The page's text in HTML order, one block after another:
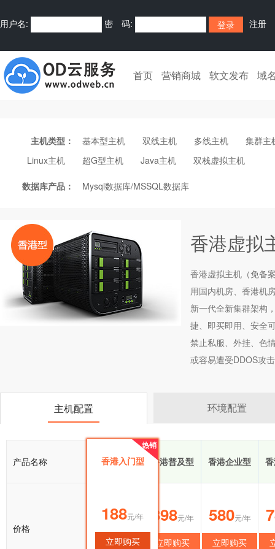
用户名: 密 码: 注册
快捷登录:
首页 营销商城 软文发布 域
主机类型： 基本型主机 双线主机 多线主机
集群主
Linux主机
超G型主机 Java主机 双栈虚拟主机
数据库产品： Mysql数据库/MSSQL数据库
香港虚拟
香港虚拟主机 （免
用国内机房、香港机
新一代全新集群架构
捷、即买即用、安全
禁止私服、外挂、色
或容易遭受DDOS攻
主机配置 环境配置
产品名称
热销
香港入门型 香港普及型 香港企业型
价格
188元/年
立即购买
398元/年
立即购买
580元/年
立即购买
热销
香港入门型
188元/年
立即购买